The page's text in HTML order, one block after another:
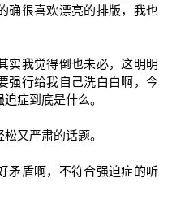
确很喜欢漂亮的排版，我也
实我觉得倒也未必，这明明
强行给我自己洗白白啊，今
症到底是什么。
又严肃的话题。
矛盾啊，不符合强迫症的听